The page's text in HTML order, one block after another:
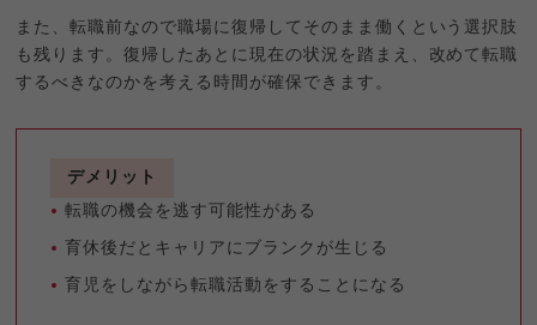
また、転職前なので職場に復帰してそのまま働くという選択肢
も残ります。復帰したあとに現在の状況を踏まえ、改めて転職
するべきなのかを考える時間が確保できます。
デメリット
転職の機会を逃す可能性がある
育休後だとキャリアにブランクが生じる
育児をしながら転職活動をすることになる